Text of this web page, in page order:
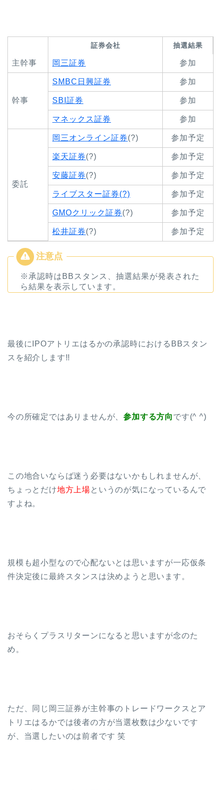
証券会社 抽選結果
主幹事 岡三証券 参加
幹事
SMBC日興証券 参加
SBI証券 参加
マネックス証券 参加
委託
岡三オンライン証券(?) 参加予定
楽天証券(?) 参加予定
安藤証券(?) 参加予定
ライブスター証券(?) 参加予定
GMOクリック証券(?) 参加予定
松井証券(?) 参加予定
※承認時はBBスタンス、抽選結果が発表された
ら結果を表示しています。
最後にIPOアトリエはるかの承認時におけるBBスタン
スを紹介します!!
今の所確定ではありませんが、参加する方向 です(^ ^)
この地合いならば迷う必要はないかもしれませんが、
ちょっとだけ地方上場 というのが気になっているんで
すよね。
規模も超小型なので心配ないとは思いますが一応仮条
件決定後に最終スタンスは決めようと思います。
おそらくプラスリターンになると思いますが念のた
め。
ただ、同じ岡三証券が主幹事のトレードワークスとア
トリエはるかでは後者の方が当選枚数は少ないです
が、当選したいのは前者です 笑